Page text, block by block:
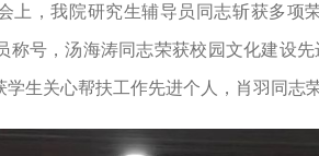
上，我院研究生辅导员同志斩获多项
称号，汤海涛同志荣获校园文化建设
生关心帮扶工作先进个人，肖羽同志